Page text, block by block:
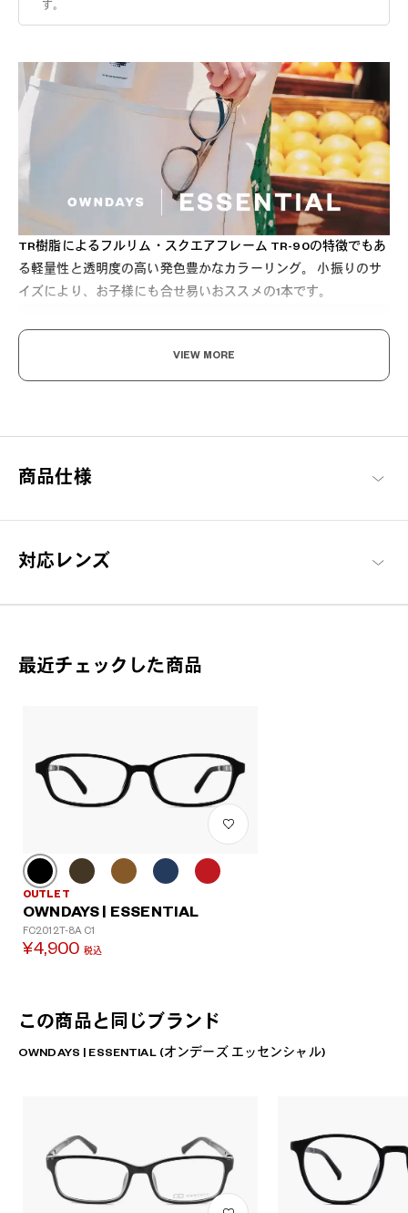
す。
TR樹脂によるフルリム・スクエアフレーム TR-90の特徴でもあ
る軽量性と透明度の高い発色豊かなカラーリング。 小振りのサ
イズにより、お子様にも合せ易いおススメの1本です。
毎日の必需品としてのメガネを「誰もが楽しめる」をコンセプト
VIEW MORE
商品仕様
対応レンズ
最近チェックした商品
OUTLET
OWNDAYS | ESSENTIAL
FC2012T-8A C1
¥4,900 税込
この商品と同じブランド
OWNDAYS | ESSENTIAL (オンデーズ エッセンシャル)